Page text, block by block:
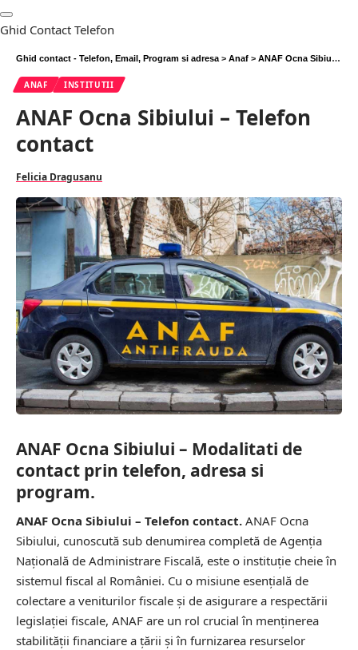
Ghid Contact Telefon
Ghid contact - Telefon, Email, Program si adresa > Anaf > ANAF Ocna Sibiului – Telefon contact
ANAF INSTITUTII
ANAF Ocna Sibiului – Telefon
contact
Felicia Dragusanu
ANAF Ocna Sibiului – Modalitati de
contact prin telefon, adresa si
program.
ANAF Ocna Sibiului – Telefon contact. ANAF Ocna
Sibiului, cunoscută sub denumirea completă de Agenția
Națională de Administrare Fiscală, este o instituție cheie în
sistemul fiscal al României. Cu o misiune esențială de
colectare a veniturilor fiscale și de asigurare a respectării
legislației fiscale, ANAF are un rol crucial în menținerea
stabilității financiare a țării și în furnizarea resurselor